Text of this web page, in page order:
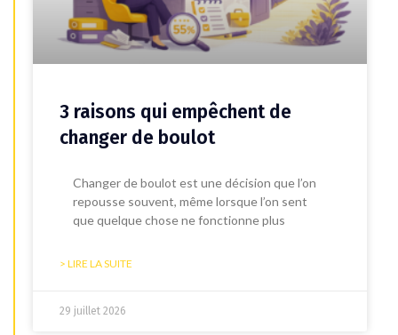
3 raisons qui empêchent de
changer de boulot
Changer de boulot est une décision que l’on
repousse souvent, même lorsque l’on sent
que quelque chose ne fonctionne plus
> LIRE LA SUITE
29 juillet 2026